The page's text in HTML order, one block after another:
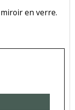
en verre.